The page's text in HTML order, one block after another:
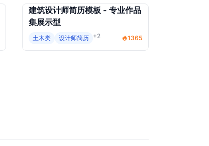
建筑设计师简历模板 - 专业作品
集展示型
土木类 设计师简历 +2 1365